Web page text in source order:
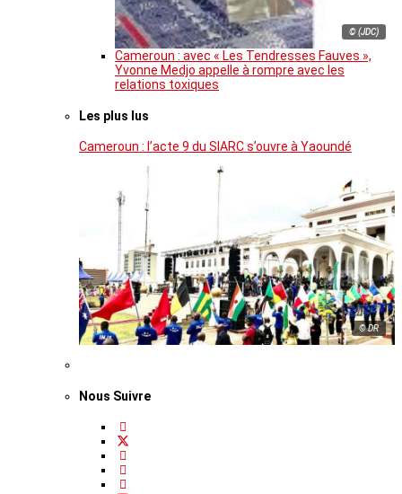
© (JDC)
Cameroun : avec « Les Tendresses Fauves »,
Yvonne Medjo appelle à rompre avec les
relations toxiques
Les plus lus
Cameroun : l’acte 9 du SIARC s’ouvre à Yaoundé
© DR
Nous Suivre